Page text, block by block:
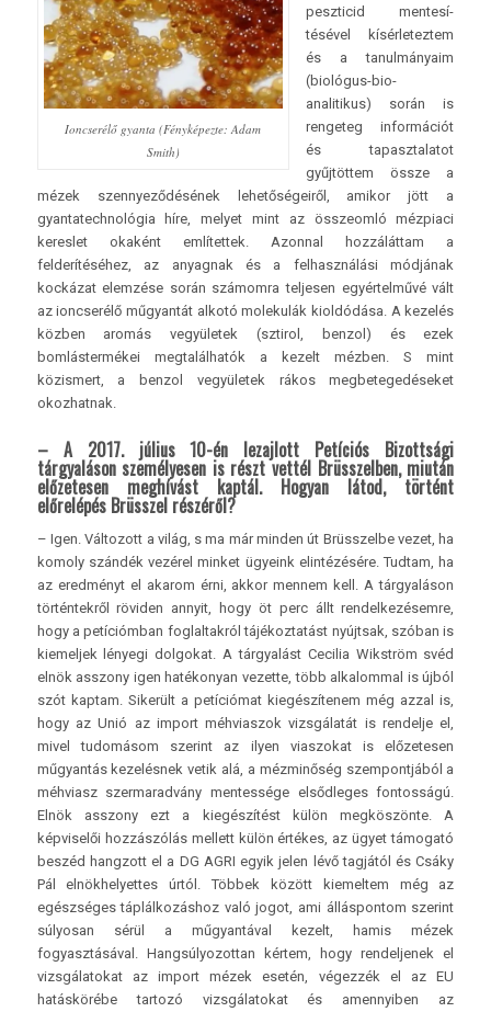
Ioncserélő gyanta (Fényképezte: Adam
Smith)
peszticid mente­sí­
tésével kísérleteztem
és a tanulmányaim
(biológus-bio­
analitikus) során is
rengeteg információt
és tapasztalatot
gyűjtöttem össze a
mézek szennyeződésének lehetőségeiről, amikor jött a
gyantatechnológia híre, melyet mint az összeomló mézpiaci
kereslet okaként említettek. Azonnal hozzáláttam a
felderítéséhez, az anyagnak és a felhasználási módjának
kockázat elemzése során számomra teljesen egyértelművé vált
az ioncserélő műgyantát alkotó molekulák kioldódása. A kezelés
közben aromás vegyületek (sztirol, benzol) és ezek
bomlástermékei megtalálhatók a kezelt mézben. S mint
közismert, a benzol vegyületek rákos megbetegedéseket
okozhatnak.
– A 2017. július 10-én lezajlott Petíciós Bizottsági
tárgyaláson személyesen is részt vettél Brüsszelben, miután
előzetesen meghívást kaptál. Hogyan látod, történt
előrelépés Brüsszel részéről?
– Igen. Változott a világ, s ma már minden út Brüsszelbe vezet, ha
komoly szándék vezérel minket ügyeink elintézésére. Tudtam, ha
az eredményt el akarom érni, akkor mennem kell. A tárgyaláson
történtekről röviden annyit, hogy öt perc állt rendelkezésemre,
hogy a petíciómban foglaltakról tájékoztatást nyújtsak, szóban is
kiemeljek lényegi dolgokat. A tárgyalást Cecilia Wikström svéd
elnök asszony igen hatékonyan vezette, több alkalommal is újból
szót kaptam. Sikerült a petíciómat kiegészítenem még azzal is,
hogy az Unió az import méhviaszok vizsgálatát is rendelje el,
mivel tudomásom szerint az ilyen viaszokat is előzetesen
műgyantás kezelésnek vetik alá, a mézminőség szempontjából a
méhviasz szermaradvány mentessége elsődleges fontosságú.
Elnök asszony ezt a kiegészítést külön megköszönte. A
képviselői hozzászólás mellett külön értékes, az ügyet támogató
beszéd hangzott el a DG AGRI egyik jelen lévő tagjától és Csáky
Pál elnökhelyettes úrtól. Többek között kiemeltem még az
egészséges táplálkozáshoz való jogot, ami álláspontom szerint
súlyosan sérül a műgyantával kezelt, hamis mézek
fogyasztásával. Hangsúlyozottan kértem, hogy rendeljenek el
vizsgálatokat az import mézek esetén, végezzék el az EU
hatáskörébe tartozó vizsgálatokat és amennyiben az